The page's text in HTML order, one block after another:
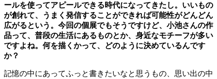
ールを使ってアピールできる時代になってきたし。いいもの
が創れて、うまく発信することができれば可能性がどんどん
広がるという。今回の個展でもそうですけど、小池さんの作
品って、普段の生活にあるものとか、身近なモチーフが多い
ですよね。何を描くかって、どのように決めているんです
か？
記憶の中にあってふっと書きたいなと思うもの、思い出の中